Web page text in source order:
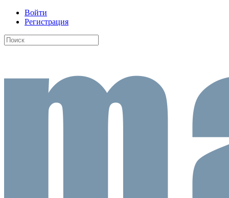
Войти
Регистрация